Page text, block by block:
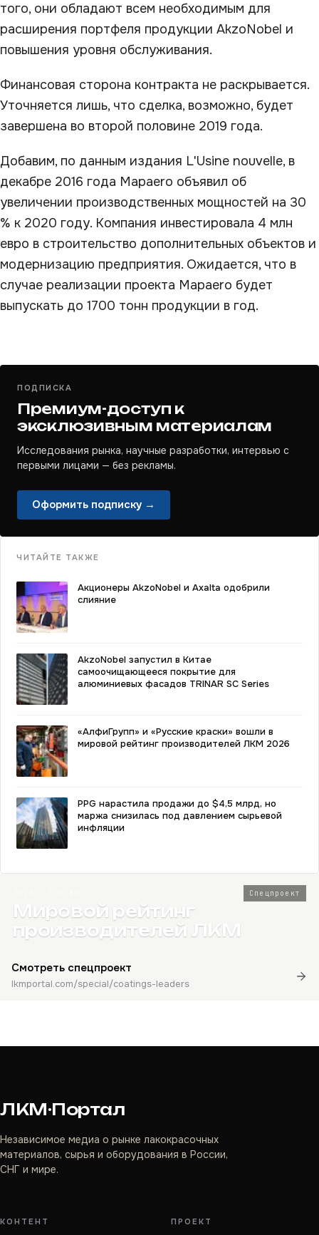
того, они обладают всем необходимым для
расширения портфеля продукции AkzoNobel и
повышения уровня обслуживания.
Финансовая сторона контракта не раскрывается.
Уточняется лишь, что сделка, возможно, будет
завершена во второй половине 2019 года.
Добавим, по данным издания L'Usine nouvelle, в
декабре 2016 года Mapaero объявил об
увеличении производственных мощностей на 30
% к 2020 году. Компания инвестировала 4 млн
евро в строительство дополнительных объектов и
модернизацию предприятия. Ожидается, что в
случае реализации проекта Mapaero будет
выпускать до 1700 тонн продукции в год.
ПОДПИСКА
Премиум-доступ к
эксклюзивным материалам
Исследования рынка, научные разработки, интервью с
первыми лицами — без рекламы.
Оформить подписку →
ЧИТАЙТЕ ТАКЖЕ
Акционеры AkzoNobel и Axalta одобрили
слияние
AkzoNobel запустил в Китае
самоочищающееся покрытие для
алюминиевых фасадов TRINAR SC Series
«АлфиГрупп» и «Русские краски» вошли в
мировой рейтинг производителей ЛКМ 2026
PPG нарастила продажи до $4,5 млрд, но
маржа снизилась под давлением сырьевой
инфляции
Спецпроект
Мировой рейтинг
производителей ЛКМ
Смотреть спецпроект
lkmportal.com/special/coatings-leaders
ЛКМ·Портал
Независимое медиа о рынке лакокрасочных
материалов, сырья и оборудования в России,
СНГ и мире.
КОНТЕНТ ПРОЕКТ